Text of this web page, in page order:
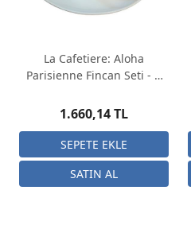
La Cafetiere: Aloha
Parisienne Fincan Seti - 2
1.660,14 TL